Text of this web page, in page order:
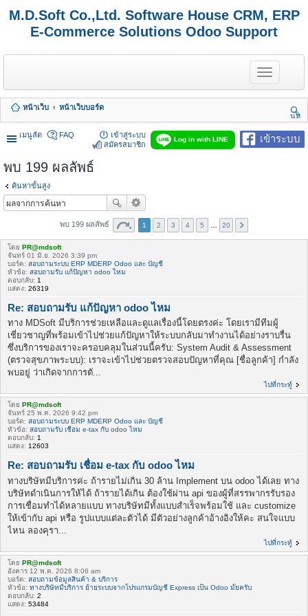
M.D.Soft Co.,Ltd. Software House CRM, ERP
E-Commerce Solutions Odoo Support
T
o
g
e
n
a
หน้าเว็บ
หน้าเว็บบอร์ด
นห
า
เมนูลัด
เข้าระบบ
Log in with LINE
FAQ
เข้าสู่ระบบ
สมัครสมาชิก
พบ 199 ผลลัพธ์
ค้นหาขั้นสูง
พบ 199 ผลลัพธ์ 1 2 3 4 5 20
โดย PR@mdsoft
จันทร์ 01 มิ.ย. 2026 3:39 pm
บอร์ด: สอบถามระบบ ERP MDERP Odoo เเละ บัญชี
หัวข้อ: สอบถามรับ แก้ปัญหา odoo ไหม
ตอบกลับ: 1
แสดง: 26319
Re: สอบถามรับ แก้ปัญหา odoo ไหม
ทาง MDSoft มีบริการช่วยเหลือและดูแลเรื่องนี้โดยตรงค่ะ โดยเรามีทีมผู้
เชี่ยวชาญที่พร้อมเข้าไปช่วยแก้ปัญหาให้ระบบกลับมาทำงานได้อย่างราบรื่น
ซึ่งบริการของเราจะครอบคลุมในส่วนนี้ครับ: System Audit & Assessment
(ตรวจสุขภาพระบบ): เราจะเข้าไปช่วยตรวจสอบปัญหาที่คุณ [ชื่อลูกค้า] กำลัง
พบอยู่ ว่าเกิดจากการตั...
ไปที่กระทู้
โดย PR@mdsoft
จันทร์ 25 พ.ค. 2026 9:42 pm
บอร์ด: สอบถามระบบ ERP MDERP Odoo เเละ บัญชี
หัวข้อ: สอบถามรับ เชื่อม e-tax กับ odoo ไหม
ตอบกลับ: 1
แสดง: 12603
Re: สอบถามรับ เชื่อม e-tax กับ odoo ไหม
ทางบริษัทมีบริการค่ะ ถ้ารายไม่เกิน 30 ล้าน Implement บน odoo ได้เลย ทาง
บริษัทดำเนินการให้ได้ ถ้ารายได้เกิน ต้องใช้ผ่าน api ของผู้ที่สรรพากรรับรอง
การเชื่อมทำได้หลายแบบ ทางบริษัทมีทั้งแบบสำเร็จพร้อมใช้ และ customize
ให้เข้ากับ api หรือ รูปแบบแต่ละตัวได้ มีตัวอย่างลูกค้าอ้างอิงให้คะ สนใจแบบ
ไหน ลองคุรา...
ไปที่กระทู้
โดย PR@mdsoft
อังคาร 12 พ.ค. 2026 8:06 am
บอร์ด: สอบถามข้อมูลสินค้า & บริการ
หัวข้อ: ทางบริษัทมีบริการ ย้ายระบบจากโปรแกรมบัญชี Express เป็น Odoo มั๊ยครับ
ตอบกลับ: 2
แสดง: 53484